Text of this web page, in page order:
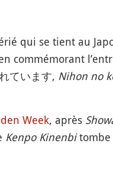
qui se tient au
commémorant
ています, Nihon no
Week, après
Kenpo Kinenbi